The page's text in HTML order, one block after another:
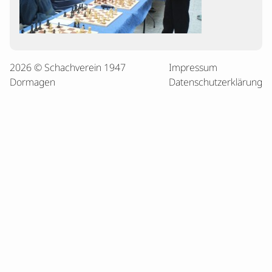
2026 © Schachverein 1947
Dormagen
Impressum
Datenschutzerklärung